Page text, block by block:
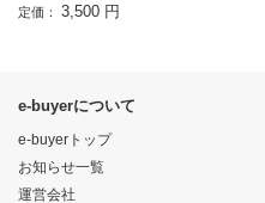
定価： 3,500 円
e-buyerについて
e-buyerトップ
お知らせ一覧
運営会社